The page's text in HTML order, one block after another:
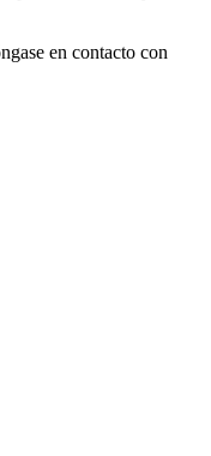
en contacto con